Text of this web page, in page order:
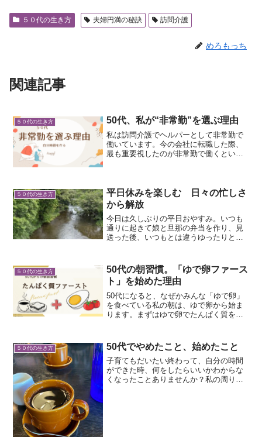
５０代の生き方 夫婦円満の秘訣 訪問介護
めろもっち
関連記事
５０代の生き方 50代、私が“非常勤”を選ぶ理由
私は訪問介護でヘルパーとして非常勤で
働いています。今の会社に転職した際、
最も重要視したのが非常勤で働くという
して日々忙しく働いていま...
５０代の生き方
平日休みを楽しむ 日々の忙しさ
から解放
今日は久しぶりの平日おやすみ。いつも
通りに起きて娘と旦那の弁当を作り、見
送った後、いつもとは違うゆったりとし
りました。筋肉がおちてるせい？Chat
GPTに聞いてみる...
５０代の生き方
50代の朝習慣。「ゆで卵ファース
ト」を始めた理由
50代になると、なぜかみんな「ゆで卵」
を食べている私の朝は、ゆで卵から始ま
ります。まずはゆで卵でたんぱく質を摂
日のルーティンです。血糖値を急激に上
げないように「たんぱく...
５０代の生き方 50代でやめたこと、始めたこと
子育てもだいたい終わって、自分の時間
ができた時、何をしたらいいかわからな
くなったことありませんか？私の周りで